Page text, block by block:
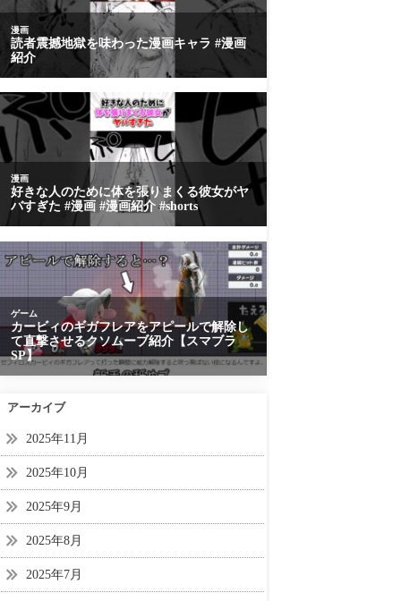
アーカイブ
2025年11月
2025年10月
2025年9月
2025年8月
2025年7月